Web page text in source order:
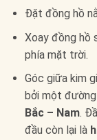
Đặt đồng hồ
Xoay đồng hồ
phía mặt trời.
Góc giữa kim
bởi một
Bắc – Nam.
đầu còn lại là